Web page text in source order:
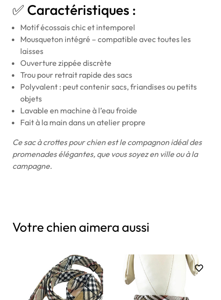
✅ Caractéristiques :
Motif écossais chic et intemporel
Mousqueton intégré – compatible avec toutes les
laisses
Ouverture zippée discrète
Trou pour retrait rapide des sacs
Polyvalent : peut contenir sacs, friandises ou petits
objets
Lavable en machine à l’eau froide
Fait à la main dans un atelier propre
Ce sac à crottes pour chien est le compagnon idéal des
promenades élégantes, que vous soyez en ville ou à la
campagne.
Votre chien aimera aussi